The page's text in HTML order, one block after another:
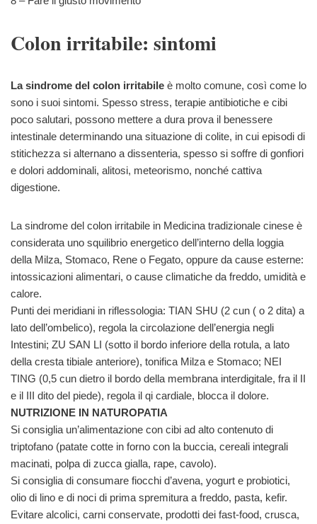
Colon irritabile: sintomi
La sindrome del colon irritabile è molto comune, così come lo
sono i suoi sintomi. Spesso stress, terapie antibiotiche e cibi
poco salutari, possono mettere a dura prova il benessere
intestinale determinando una situazione di colite, in cui episodi di
stitichezza si alternano a dissenteria, spesso si soffre di gonfiori
e dolori addominali, alitosi, meteorismo, nonché cattiva
digestione.
La sindrome del colon irritabile in Medicina tradizionale cinese è
considerata uno squilibrio energetico dell’interno della loggia
della Milza, Stomaco, Rene o Fegato, oppure da cause esterne:
intossicazioni alimentari, o cause climatiche da freddo, umidità e
calore.
Punti dei meridiani in riflessologia: TIAN SHU (2 cun ( o 2 dita) a
lato dell’ombelico), regola la circolazione dell’energia negli
Intestini; ZU SAN LI (sotto il bordo inferiore della rotula, a lato
della cresta tibiale anteriore), tonifica Milza e Stomaco; NEI
TING (0,5 cun dietro il bordo della membrana interdigitale, fra il II
e il III dito del piede), regola il qi cardiale, blocca il dolore.
NUTRIZIONE IN NATUROPATIA
Si consiglia un’alimentazione con cibi ad alto contenuto di
triptofano (patate cotte in forno con la buccia, cereali integrali
macinati, polpa di zucca gialla, rape, cavolo).
Si consiglia di consumare fiocchi d’avena, yogurt e probiotici,
olio di lino e di noci di prima spremitura a freddo, pasta, kefir.
Evitare alcolici, carni conservate, prodotti dei fast-food, crusca,